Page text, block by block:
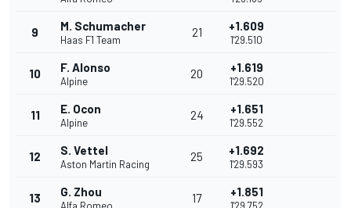
9 M. Schumacher
Haas F1 Team
21 +1.609
1'29.510
10 F. Alonso
Alpine
20 +1.619
1'29.520
11 E. Ocon
Alpine
24 +1.651
1'29.552
12 S. Vettel
Aston Martin Racing
25 +1.692
1'29.593
13 G. Zhou 17 +1.851